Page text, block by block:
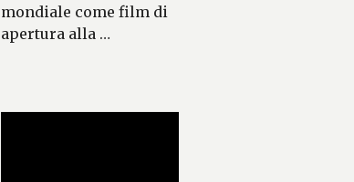
mondiale come film di
apertura alla …